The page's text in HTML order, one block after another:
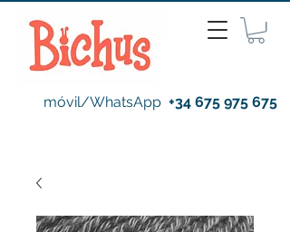
móvil/WhatsApp +34 675 975 675